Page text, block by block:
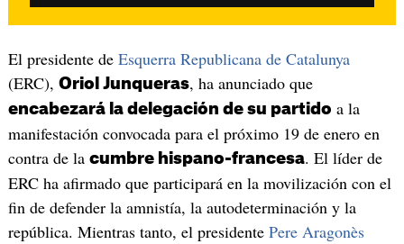
El presidente de Esquerra Republicana de Catalunya
(ERC), Oriol Junqueras, ha anunciado que
encabezará la delegación de su partido a la
manifestación convocada para el próximo 19 de enero en
contra de la cumbre hispano-francesa. El líder de
ERC ha afirmado que participará en la movilización con el
fin de defender la amnistía, la autodeterminación y la
república. Mientras tanto, el presidente Pere Aragonès